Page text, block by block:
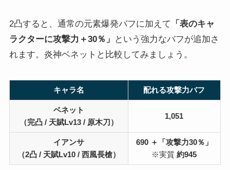
2凸すると、通常の元素爆発バフに加えて
「表のキャ
ラクターに攻撃力＋30％」
という強力なバフが追加さ
れます。炎神ベネットと比較してみましょう。
キャラ名 配れる攻撃力バフ
ベネット
（完凸 / 天賦Lv13 / 原木刀）
1,051
イアンサ
（2凸 / 天賦Lv10 / 西風長槍）
690 ＋「攻撃力30％」
※実質約945